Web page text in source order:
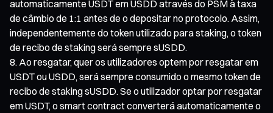
automaticamente USDT em USDD através do PSM à taxa
de câmbio de 1:1 antes de o depositar no protocolo. Assim,
independentemente do token utilizado para staking, o token
de recibo de staking será sempre sUSDD.
Ao resgatar, quer os utilizadores optem por resgatar em
USDT ou USDD, será sempre consumido o mesmo token de
recibo de staking sUSDD. Se o utilizador optar por resgatar
em USDT, o smart contract converterá automaticamente o